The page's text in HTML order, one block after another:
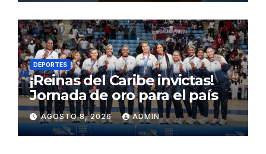
DEPORTES
¡Reinas del Caribe invictas!
Jornada de oro para el país
AGOSTO 8, 2026 ADMIN